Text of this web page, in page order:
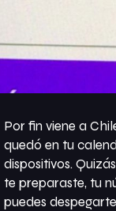
Por fin viene a
quedó en tu
dispositivos.
te preparaste, tu
puedes